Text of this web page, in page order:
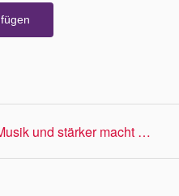
und stärker macht …